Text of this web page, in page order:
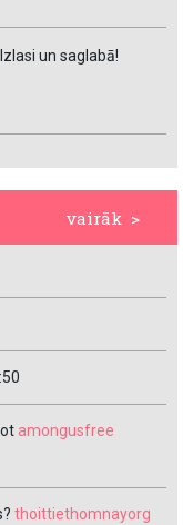
un saglabā!
vairāk >
amongusfree
thoittiethomnayorg